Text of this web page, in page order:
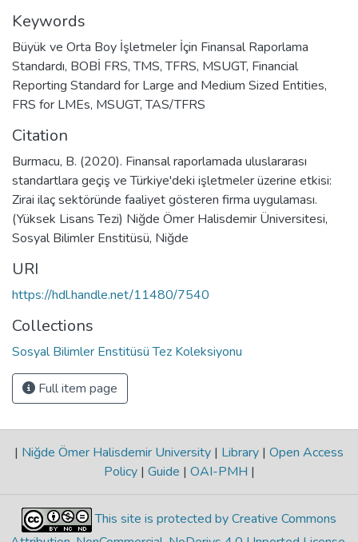
Keywords
Büyük ve Orta Boy İşletmeler İçin Finansal Raporlama
Standardı, BOBİ FRS,TMS,TFRS, MSUGT, Financial
Reporting Standard for Large and Medium Sized Entities,
FRS for LMEs, MSUGT,TAS/TFRS
Citation
Burmacu, B. (2020). Finansal raporlamada uluslararası
standartlara geçiş ve Türkiye'deki işletmeler üzerine etkisi:
Zirai ilaç sektöründe faaliyet gösteren firma uygulaması.
(Yüksek Lisans Tezi) Niğde Ömer Halisdemir Üniversitesi,
Sosyal Bilimler Enstitüsü, Niğde
URI
https://hdl.handle.net/11480/7540
Collections
Sosyal Bilimler Enstitüsü Tez Koleksiyonu
Full item page
| Niğde Ömer Halisdemir University | Library | Open Access
Policy | Guide | OAI-PMH |
This site is protected by Creative Commons